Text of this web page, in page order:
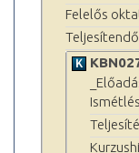
Felelős